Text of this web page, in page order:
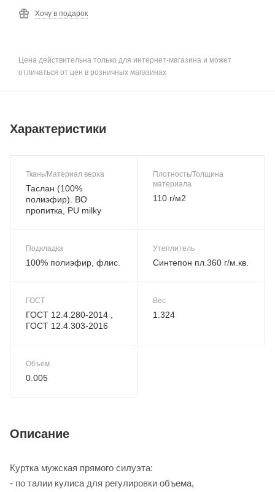
Хочу в подарок
Цена действительна только для интернет-магазина и может
отличаться от цен в розничных магазинах
Характеристики
Ткань/Материал верха
Таслан (100%
полиэфир). ВО
пропитка, PU milky
Плотность/Толщина
материала
110 г/м2
Подкладка
100% полиэфир, флис.
Утеплитель
Синтепон пл.360 г/м.кв.
ГОСТ
ГОСТ 12.4.280-2014 ,
ГОСТ 12.4.303-2016
Вес
1.324
Объем
0.005
Описание
Куртка мужская прямого силуэта:
- по талии кулиса для регулировки объема,